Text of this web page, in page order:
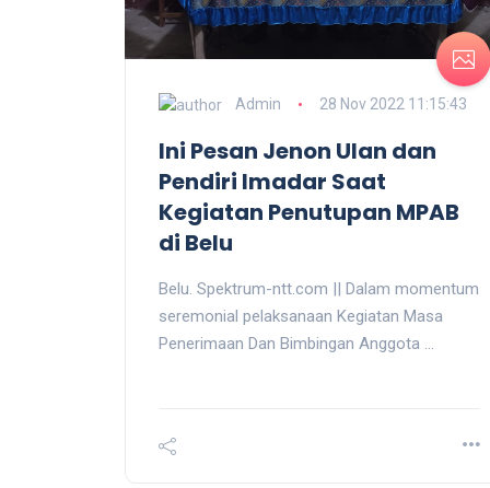
Admin 28 Nov 2022 11:15:43
Ini Pesan Jenon Ulan dan
Pendiri Imadar Saat
Kegiatan Penutupan MPAB
di Belu
Belu. Spektrum-ntt.com || Dalam momentum
seremonial pelaksanaan Kegiatan Masa
Penerimaan Dan Bimbingan Anggota ...